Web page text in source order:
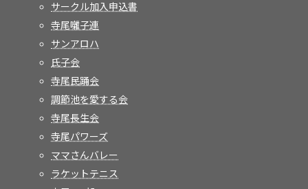
サークル加入申込書
寺尾囃子連
サンアロハ
氏子会
寺尾民踊会
調節池を愛する会
寺尾長生会
寺尾パワーズ
ママさんバレー
ラケットテニス